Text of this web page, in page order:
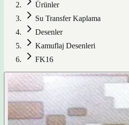
Ürünler
Su Transfer Kaplama
Desenler
Kamuflaj Desenleri
FK16